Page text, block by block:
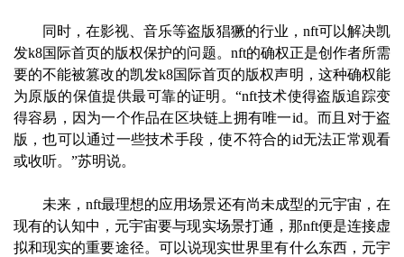
同时，在影视、音乐等盗版猖獗的行业，nft可以解决凯
发k8国际首页的版权保护的问题。nft的确权正是创作者所需
要的不能被篡改的凯发k8国际首页的版权声明，这种确权能
为原版的保值提供最可靠的证明。“nft技术使得盗版追踪变
得容易，因为一个作品在区块链上拥有唯一id。而且对于盗
版，也可以通过一些技术手段，使不符合的id无法正常观看
或收听。”苏明说。
未来，nft最理想的应用场景还有尚未成型的元宇宙，在
现有的认知中，元宇宙要与现实场景打通，那nft便是连接虚
拟和现实的重要途径。可以说现实世界里有什么东西，元宇